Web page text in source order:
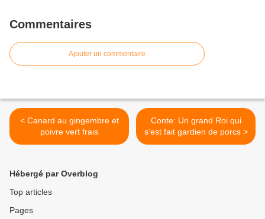
Commentaires
Ajouter un commentaire
< Canard au gingembre et
poivre vert frais
Conte: Un grand Roi qui
s'est fait gardien de porcs >
Hébergé par Overblog
Top articles
Pages